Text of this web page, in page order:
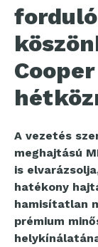
A vezetés
meghajtású
is
hatékony
hamisítatlan
prémium